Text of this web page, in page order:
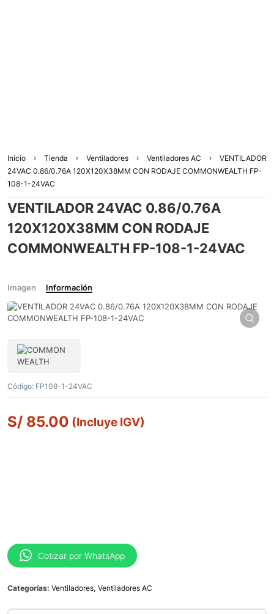
Inicio Tienda Ventiladores Ventiladores AC
VENTILADOR
24VAC 0.86/0.76A 120X120X38MM CON RODAJE COMMONWEALTH FP-
108-1-24VAC
VENTILADOR 24VAC 0.86/0.76A
120X120X38MM CON RODAJE
COMMONWEALTH FP-108-1-24VAC
Imagen Información
Código: FP108-1-24VAC
S/ 85.00 (Incluye IGV)
Cotizar por WhatsApp
Categorías: Ventiladores, Ventiladores AC